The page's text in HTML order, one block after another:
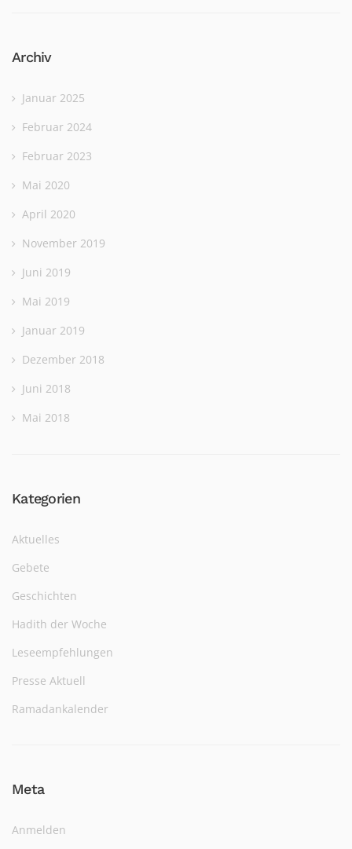
Archiv
Januar 2025
Februar 2024
Februar 2023
Mai 2020
April 2020
November 2019
Juni 2019
Mai 2019
Januar 2019
Dezember 2018
Juni 2018
Mai 2018
Kategorien
Aktuelles
Gebete
Geschichten
Hadith der Woche
Leseempfehlungen
Presse Aktuell
Ramadankalender
Meta
Anmelden